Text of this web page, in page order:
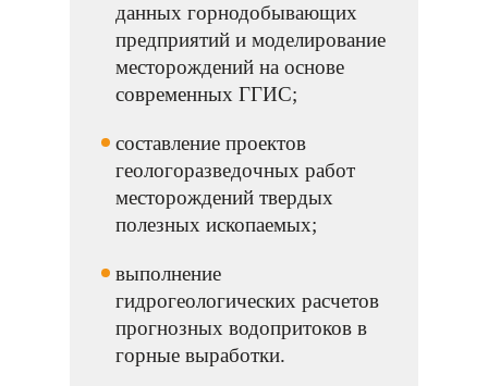
данных горнодобывающих
предприятий и моделирование
месторождений на основе
современных ГГИС;
составление проектов
геологоразведочных работ
месторождений твердых
полезных ископаемых;
выполнение
гидрогеологических расчетов
прогнозных водопритоков в
горные выработки.